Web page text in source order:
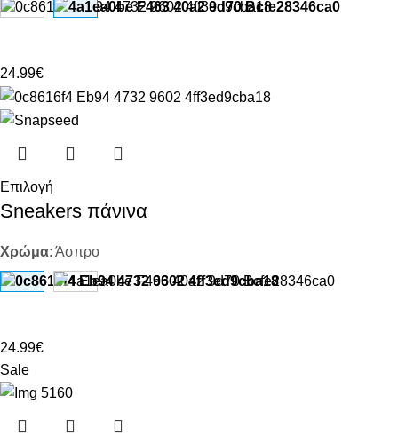
24.99€
Επιλογή
Sneakers πάνινα
Χρώμα: Άσπρο
24.99€
Sale